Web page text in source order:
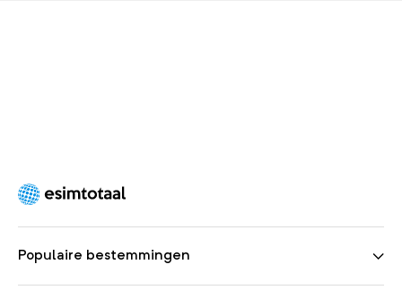
Populaire bestemmingen